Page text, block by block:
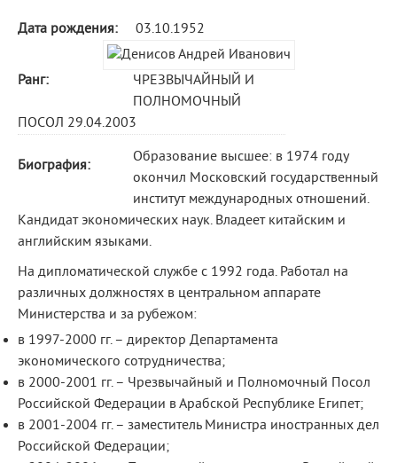
Дата рождения: 03.10.1952
Ранг:
ЧРЕЗВЫЧАЙНЫЙ И
ПОЛНОМОЧНЫЙ
ПОСОЛ 29.04.2003
Биография:
Образование высшее: в 1974 году
окончил Московский государственный
институт международных отношений.
Кандидат экономических наук. Владеет китайским и
английским языками.
На дипломатической службе с 1992 года. Работал на
различных должностях в центральном аппарате
Министерства и за рубежом:
в 1997-2000 гг. – директор Департамента
экономического сотрудничества;
в 2000-2001 гг. – Чрезвычайный и Полномочный Посол
Российской Федерации в Арабской Республике Египет;
в 2001-2004 гг. – заместитель Министра иностранных дел
Российской Федерации;